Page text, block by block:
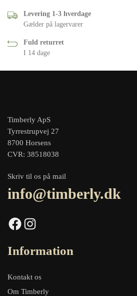
Levering 1-3 hverdage
Gælder på lagervarer
Fuld returret
I 14 dage
Timberly ApS
Tyrrestrupvej 27
8700 Horsens
CVR: 38518038
Skriv til os på mail
info@timberly.dk
Facebook Instagram
Information
Kontakt os
Om Timberly